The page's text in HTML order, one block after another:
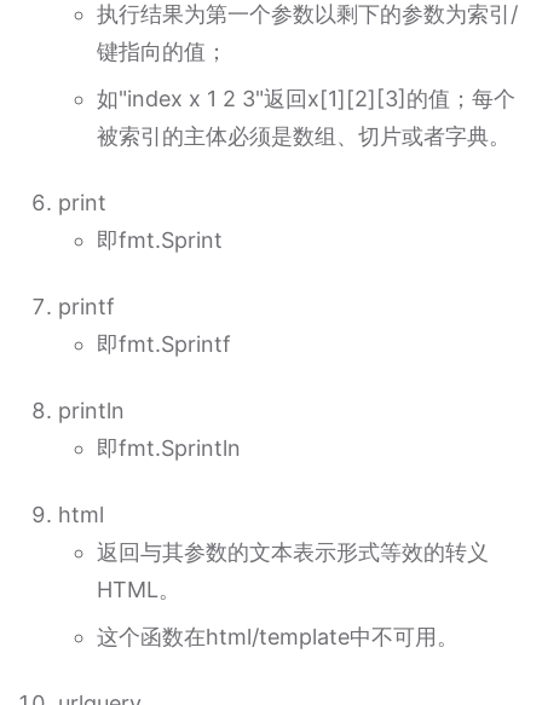
执行结果为第一个参数以剩下的参数为索引/
键指向的值；
如"index x 1 2 3"返回x[1][2][3]的值；每个
被索引的主体必须是数组、切片或者字典。
print
即fmt.Sprint
printf
即fmt.Sprintf
println
即fmt.Sprintln
html
返回与其参数的文本表示形式等效的转义
HTML。
这个函数在html/template中不可用。